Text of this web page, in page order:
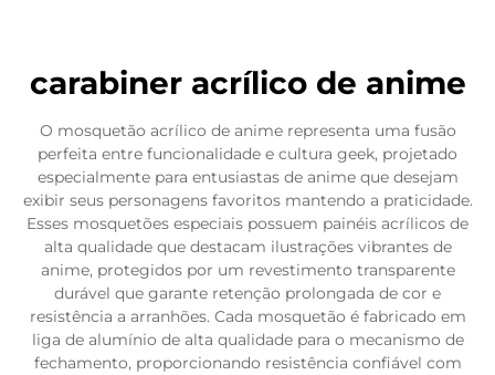
carabiner acrílico de anime
O mosquetão acrílico de anime representa uma fusão
perfeita entre funcionalidade e cultura geek, projetado
especialmente para entusiastas de anime que desejam
exibir seus personagens favoritos mantendo a praticidade.
Esses mosquetões especiais possuem painéis acrílicos de
alta qualidade que destacam ilustrações vibrantes de
anime, protegidos por um revestimento transparente
durável que garante retenção prolongada de cor e
resistência a arranhões. Cada mosquetão é fabricado em
liga de alumínio de alta qualidade para o mecanismo de
fechamento, proporcionando resistência confiável com